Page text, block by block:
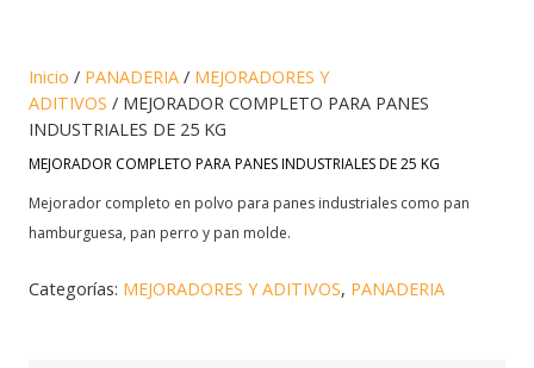
Inicio / PANADERIA / MEJORADORES Y
ADITIVOS / MEJORADOR COMPLETO PARA PANES
INDUSTRIALES DE 25 KG
MEJORADOR COMPLETO PARA PANES INDUSTRIALES DE 25 KG
Mejorador completo en polvo para panes industriales como pan
hamburguesa, pan perro y pan molde.
Categorías: MEJORADORES Y ADITIVOS, PANADERIA